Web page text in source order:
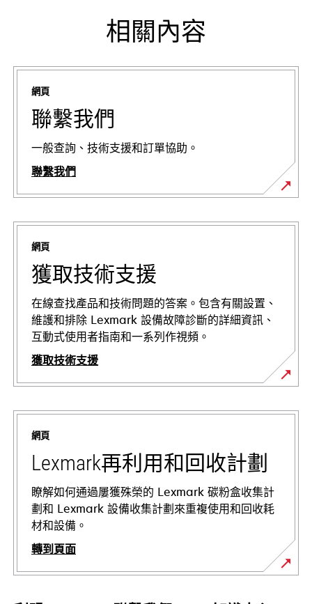
相關內容
網頁
聯繫我們
一般查詢、技術支援和訂單協助。
聯繫我們
網頁
獲取技術支援
在線查找產品和技術問題的答案。包含有關設置、
維護和排除 Lexmark 設備故障診斷的詳細資訊、
互動式使用者指南和一系列作視頻。
獲取技術支援
在
新
網頁
Lexmark再利用和回收計劃
瞭解如何通過屢獲殊榮的 Lexmark 碳粉盒收集計
劃和 Lexmark 設備收集計劃來重複使用和回收耗
材和設備。
轉到頁面